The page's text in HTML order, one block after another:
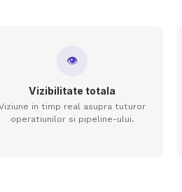
👁
Vizibilitate totala
in timp real asupra tuturor
operatiunilor si pipeline-ului.